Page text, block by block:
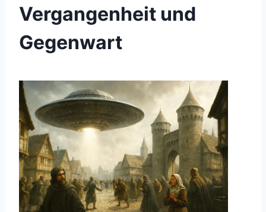
Vergangenheit und
Gegenwart